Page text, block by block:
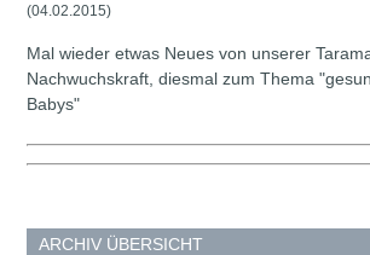
(04.02.2015)
Mal wieder etwas Neues von unserer
Nachwuchskraft, diesmal zum Thema
Babys"
ARCHIV ÜBERSICHT